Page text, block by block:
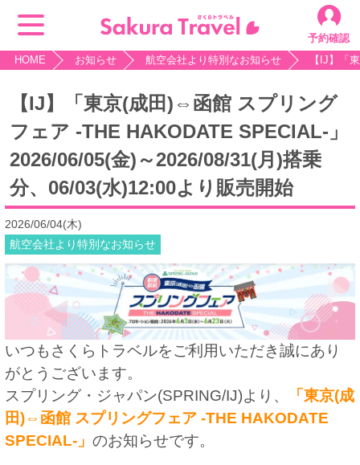
予約確認
HOME
お知らせ 航空会社より特別なお知らせ 【IJ】「
【IJ】「東京(成田)⇔函館 スプリング
フェア -THE HAKODATE SPECIAL-」
2026/06/05(金)～2026/08/31(月)搭乗
分、06/03(水)12:00より販売開始
2026/06/04(木)
航空会社より特別なお知らせ
いつもさくらトラベルをご利用いただき誠にあり
がとうございます。
スプリング・ジャパン(SPRING/IJ)より、
「東京(成
田)⇔函館 スプリングフェア -THE HAKODATE
SPECIAL-」 のお知らせです。